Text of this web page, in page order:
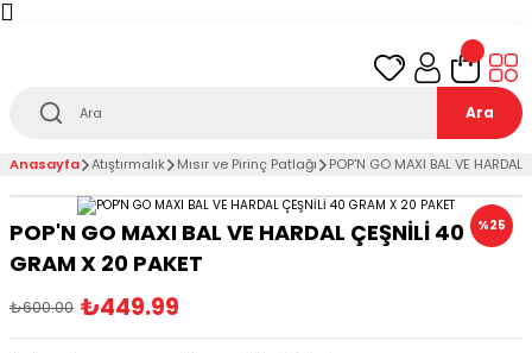
teslimat!
Ara
Anasayfa Atıştırmalık Mısır ve Pirinç Patlağı POP'N GO MAXI BAL VE
%25
POP'N GO MAXI BAL VE HARDAL ÇEŞNİLİ 40
GRAM X 20 PAKET
₺600.00 ₺449.99